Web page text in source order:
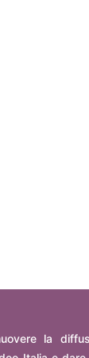
la